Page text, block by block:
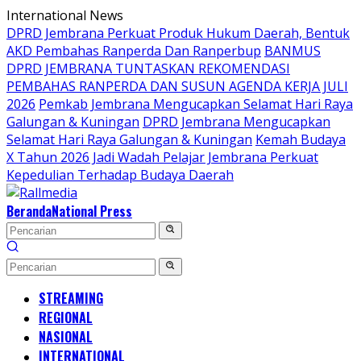
Langsung
ke
konten
International News
DPRD Jembrana Perkuat Produk Hukum Daerah, Bentuk
AKD Pembahas Ranperda Dan Ranperbup BANMUS
DPRD JEMBRANA TUNTASKAN REKOMENDASI
PEMBAHAS RANPERDA DAN SUSUN AGENDA KERJA JULI
2026 Pemkab Jembrana Mengucapkan Selamat Hari Raya
Galungan & Kuningan DPRD Jembrana Mengucapkan
Selamat Hari Raya Galungan & Kuningan Kemah Budaya
X Tahun 2026 Jadi Wadah Pelajar Jembrana Perkuat
Kepedulian Terhadap Budaya Daerah
BerandaNational Press
STREAMING
REGIONAL
NASIONAL
INTERNATIONAL